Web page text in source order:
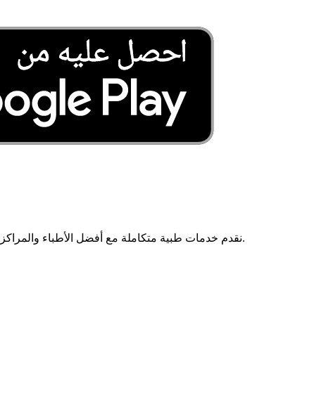
نقدم خدمات طبية متكاملة مع أفضل الأطباء والمراكز الطبية في مصر. هدفنا هو توفير رعاية صحية متميزة لكل المرضى.